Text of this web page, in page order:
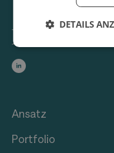
Ansatz
Portfolio
DETAILS